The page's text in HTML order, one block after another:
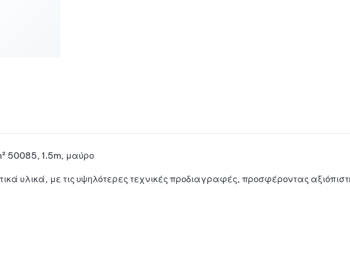
50085, 1.5m, μαύρο
υλικά, με τις υψηλότερες τεχνικές προδιαγραφές, προσφέροντας